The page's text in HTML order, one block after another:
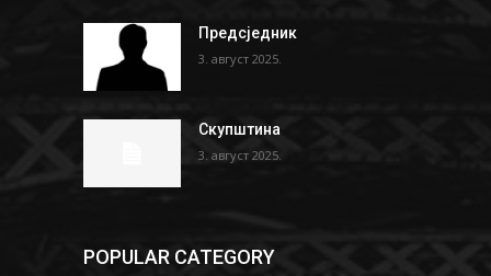
Предсједник
3. август 2025.
Скупштина
3. август 2025.
POPULAR CATEGORY